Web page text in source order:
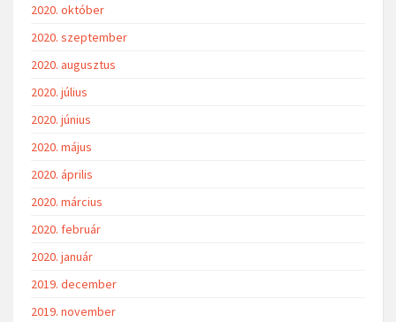
2020. október
2020. szeptember
2020. augusztus
2020. július
2020. június
2020. május
2020. április
2020. március
2020. február
2020. január
2019. december
2019. november